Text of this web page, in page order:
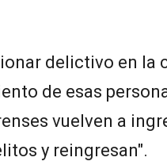
delictivo en la
de esas
vuelven a
y reingresan".